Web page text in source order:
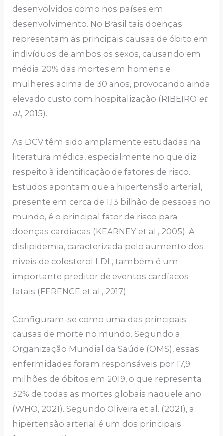
desenvolvidos como nos países em
desenvolvimento. No Brasil tais doenças
representam as principais causas de óbito em
indivíduos de ambos os sexos, causando em
média 20% das mortes em homens e
mulheres acima de 30 anos, provocando ainda
elevado custo com hospitalização (RIBEIRO et
al., 2015).
As DCV têm sido amplamente estudadas na
literatura médica, especialmente no que diz
respeito à identificação de fatores de risco.
Estudos apontam que a hipertensão arterial,
presente em cerca de 1,13 bilhão de pessoas no
mundo, é o principal fator de risco para
doenças cardíacas (KEARNEY et al., 2005). A
dislipidemia, caracterizada pelo aumento dos
níveis de colesterol LDL, também é um
importante preditor de eventos cardíacos
fatais (FERENCE et al., 2017).
Configuram-se como uma das principais
causas de morte no mundo. Segundo a
Organização Mundial da Saúde (OMS), essas
enfermidades foram responsáveis por 17,9
milhões de óbitos em 2019, o que representa
32% de todas as mortes globais naquele ano
(WHO, 2021). Segundo Oliveira et al. (2021), a
hipertensão arterial é um dos principais